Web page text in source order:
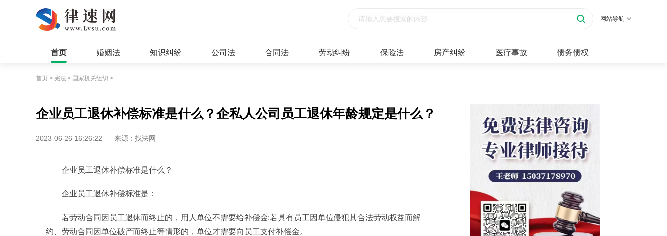
网站导航
首页 婚姻法 知识纠纷 公司法 合同法 劳动纠纷 保险法 房产纠纷 医疗事故 债务债权
首页 > 宪法 > 国家机关组织 >
企业员工退休补偿标准是什么？企私人公司员工退休年龄规定是什么？
2023-06-26 16:26:22 来源：找法网
企业员工退休补偿标准是什么？
企业员工退休补偿标准是：
若劳动合同因员工退休而终止的，用人单位不需要给补偿金;若具有员工因单位侵犯其合法劳动权益而解
约、劳动合同因单位破产而终止等情形的，单位才需要向员工支付补偿金。